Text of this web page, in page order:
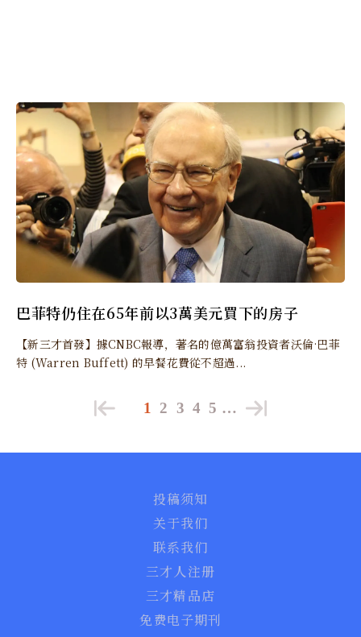
巴菲特仍住在65年前以3萬美元買下的房子
【新三才首發】據CNBC報導，著名的億萬富翁投資者沃倫·巴菲
特 (Warren Buffett) 的早餐花費從不超過...
1 2 3 4 5 …
投稿须知
关于我们
联系我们
三才人注册
三才精品店
免费电子期刊